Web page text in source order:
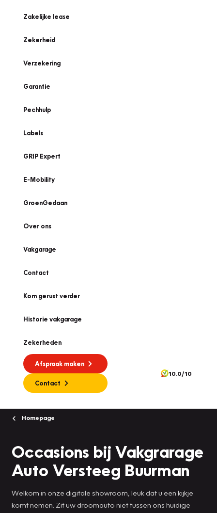
Zakelijke lease
Zekerheid
Verzekering
Garantie
Pechhulp
Labels
GRIP Expert
E-Mobility
GroenGedaan
Over ons
Vakgarage
Contact
Kom gerust verder
Historie vakgarage
Zekerheden
Afspraak maken
Contact
10.0/10
Homepage
Occasions bij Vakgrarage
Auto Versteeg Buurman
Welkom in onze digitale showroom, leuk dat u een kijkje
komt nemen. Zit uw droomauto niet tussen ons huidige